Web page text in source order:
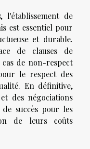
, l'établissement de
est essentiel pour
et durable.
de clauses de
de non-respect
le respect des
En définitive,
des négociations
de succès pour les
de leurs coûts